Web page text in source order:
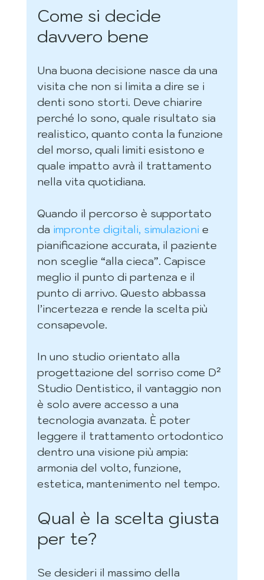
Come si decide
davvero bene
Una buona decisione nasce da una
visita che non si limita a dire se i
denti sono storti. Deve chiarire
perché lo sono, quale risultato sia
realistico, quanto conta la funzione
del morso, quali limiti esistono e
quale impatto avrà il trattamento
nella vita quotidiana.
Quando il percorso è supportato
da impronte digitali, simulazioni e
pianificazione accurata, il paziente
non sceglie “alla cieca”. Capisce
meglio il punto di partenza e il
punto di arrivo. Questo abbassa
l’incertezza e rende la scelta più
consapevole.
In uno studio orientato alla
progettazione del sorriso come D²
Studio Dentistico, il vantaggio non
è solo avere accesso a una
tecnologia avanzata. È poter
leggere il trattamento ortodontico
dentro una visione più ampia:
armonia del volto, funzione,
estetica, mantenimento nel tempo.
Qual è la scelta giusta
per te?
Se desideri il massimo della